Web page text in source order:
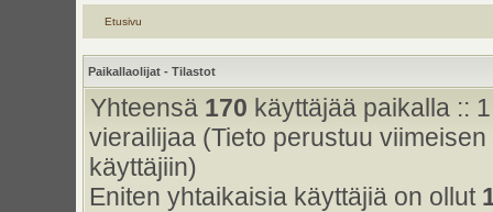
Etusivu
Paikallaolijat - Tilastot
Yhteensä 170 käyttäjää paikalla ::
vierailijaa (Tieto perustuu
käyttäjiin)
Eniten yhtaikaisia käyttäjiä on ollut